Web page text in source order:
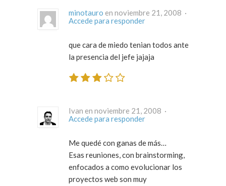
minotauro
en noviembre 21, 2008 ·
Accede para responder
que cara de miedo tenian todos ante
la presencia del jefe jajaja
Ivan en noviembre 21, 2008 ·
Accede para responder
Me quedé con ganas de más…
Esas reuniones, con brainstorming,
enfocados a como evolucionar los
proyectos web son muy